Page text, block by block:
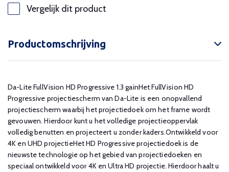
Vergelijk dit product
Productomschrijving
Da-Lite FullVision HD Progressive 1.3 gainHet FullVision HD
Progressive projectiescherm van Da-Lite is een onopvallend
projectiescherm waarbij het projectiedoek om het frame wordt
gevouwen. Hierdoor kunt u het volledige projectieoppervlak
volledig benutten en projecteert u zonder kaders.Ontwikkeld voor
4K en UHD projectieHet HD Progressive projectiedoek is de
nieuwste technologie op het gebied van projectiedoeken en
speciaal ontwikkeld voor 4K en Ultra HD projectie. Hierdoor haalt u